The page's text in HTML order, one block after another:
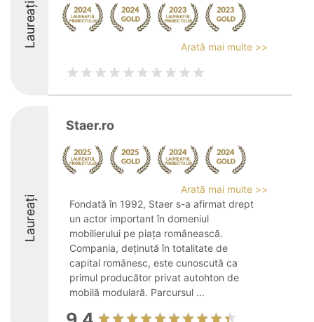
Laureați Arată mai multe >>
Laureați
Staer.ro
Arată mai multe >>
Fondată în 1992, Staer s-a afirmat drept
un actor important în domeniul
mobilierului pe piața românească.
Compania, deținută în totalitate de
capital românesc, este cunoscută ca
primul producător privat autohton de
mobilă modulară. Parcursul ...